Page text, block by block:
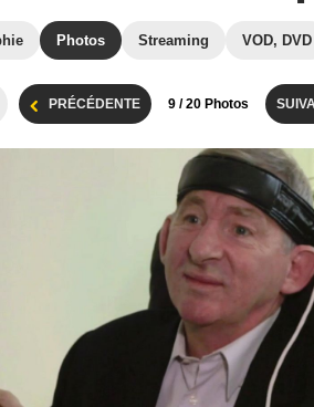
Photos Streaming VOD, DVD
PRÉCÉDENTE 9 / 20 Photos